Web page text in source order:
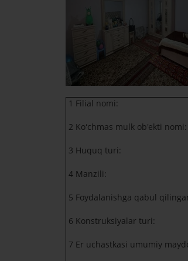
1 Filial nomi:
2 Koʻchmas mulk ob'ekti nomi:
3 Huquq turi:
4 Manzili:
5 Foydalanishga qabul
6 Konstruksiyalar turi:
7 Er uchastkasi umumiy